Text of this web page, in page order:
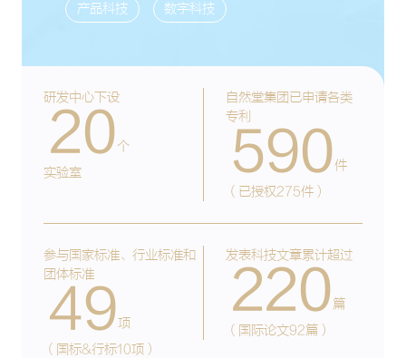
产品科技 数字科技
研发中心下设
20个
实验室
自然堂集团已申请各类
专利
590件
（已授权275件）
参与国家标准、行业标准和
团体标准
49项
（国标&行标10项）
发表科技文章累计超过
220篇
（国际论文92篇）